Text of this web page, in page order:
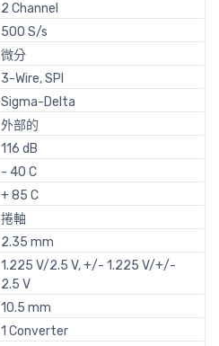
2 Channel
500 S/s
微分
3-Wire, SPI
Sigma-Delta
外部的
116 dB
- 40 C
+ 85 C
捲軸
2.35 mm
1.225 V/2.5 V, +/- 1.225 V/+/-
2.5 V
10.5 mm
1 Converter